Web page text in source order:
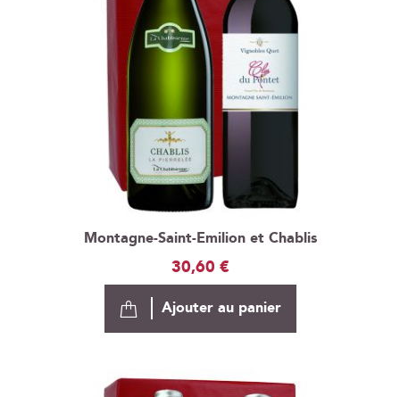
Montagne-Saint-Emilion et Chablis
30,60 €
Ajouter au panier